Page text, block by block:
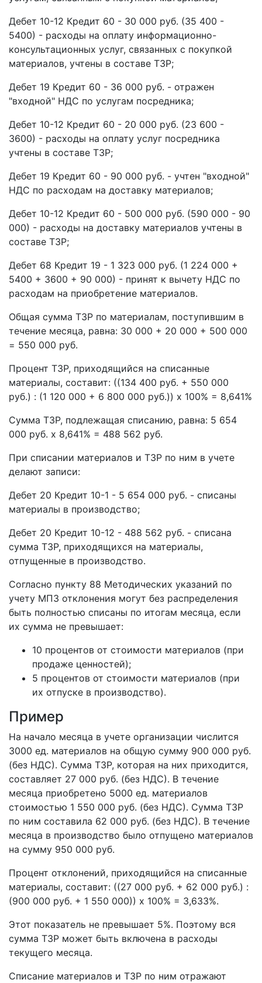
Дебет 10-12 Кредит 60 - 30 000 руб. (35 400 -
5400) - расходы на оплату информационно-
консультационных услуг, связанных с покупкой
материалов, учтены в составе ТЗР;
Дебет 19 Кредит 60 - 36 000 руб. - отражен
"входной" НДС по услугам посредника;
Дебет 10-12 Кредит 60 - 20 000 руб. (23 600 -
3600) - расходы на оплату услуг посредника
учтены в составе ТЗР;
Дебет 19 Кредит 60 - 90 000 руб. - учтен "входной"
НДС по расходам на доставку материалов;
Дебет 10-12 Кредит 60 - 500 000 руб. (590 000 - 90
000) - расходы на доставку материалов учтены в
составе ТЗР;
Дебет 68 Кредит 19 - 1 323 000 руб. (1 224 000 +
5400 + 3600 + 90 000) - принят к вычету НДС по
расходам на приобретение материалов.
Общая сумма ТЗР по материалам, поступившим в
течение месяца, равна: 30 000 + 20 000 + 500 000
= 550 000 руб.
Процент ТЗР, приходящийся на списанные
материалы, составит: ((134 400 руб. + 550 000
руб.) : (1 120 000 + 6 800 000 руб.)) х 100% = 8,641%
Сумма ТЗР, подлежащая списанию, равна: 5 654
000 руб. х 8,641% = 488 562 руб.
При списании материалов и ТЗР по ним в учете
делают записи:
Дебет 20 Кредит 10-1 - 5 654 000 руб. - списаны
материалы в производство;
Дебет 20 Кредит 10-12 - 488 562 руб. - списана
сумма ТЗР, приходящихся на материалы,
отпущенные в производство.
Согласно пункту 88 Методических указаний по
учету МПЗ отклонения могут без распределения
быть полностью списаны по итогам месяца, если
их сумма не превышает:
10 процентов от стоимости материалов (при
продаже ценностей);
5 процентов от стоимости материалов (при
их отпуске в производство).
Пример
На начало месяца в учете организации числится
3000 ед. материалов на общую сумму 900 000 руб.
(без НДС). Сумма ТЗР, которая на них приходится,
составляет 27 000 руб. (без НДС). В течение
месяца приобретено 5000 ед. материалов
стоимостью 1 550 000 руб. (без НДС). Сумма ТЗР
по ним составила 62 000 руб. (без НДС). В течение
месяца в производство было отпущено материалов
на сумму 950 000 руб.
Процент отклонений, приходящийся на списанные
материалы, составит: ((27 000 руб. + 62 000 руб.) :
(900 000 руб. + 1 550 000)) х 100% = 3,633%.
Этот показатель не превышает 5%. Поэтому вся
сумма ТЗР может быть включена в расходы
текущего месяца.
Списание материалов и ТЗР по ним отражают